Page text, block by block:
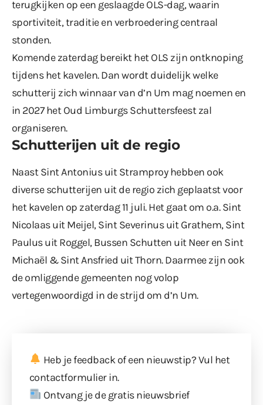
terugkijken op een geslaagde OLS-dag, waarin
sportiviteit, traditie en verbroedering centraal
stonden.
Komende zaterdag bereikt het OLS zijn ontknoping
tijdens het kavelen. Dan wordt duidelijk welke
schutterij zich winnaar van d’n Um mag noemen en
in 2027 het Oud Limburgs Schuttersfeest zal
organiseren.
Schutterijen uit de regio
Naast Sint Antonius uit Stramproy hebben ook
diverse schutterijen uit de regio zich geplaatst voor
het kavelen op zaterdag 11 juli. Het gaat om o.a. Sint
Nicolaas uit Meijel, Sint Severinus uit Grathem, Sint
Paulus uit Roggel, Bussen Schutten uit Neer en Sint
Michaël & Sint Ansfried uit Thorn. Daarmee zijn ook
de omliggende gemeenten nog volop
vertegenwoordigd in de strijd om d’n Um.
Heb je feedback of een nieuwstip? Vul het
contactformulierin.
Ontvang je de gratis nieuwsbrief